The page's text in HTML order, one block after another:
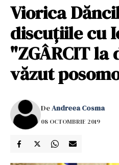
Viorica
discuţiile cu
"ZGÂRCIT la
văzut
DeAndreea Cosma
08 OCTOMBRIE 2019